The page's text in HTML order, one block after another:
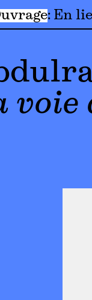
En
voie